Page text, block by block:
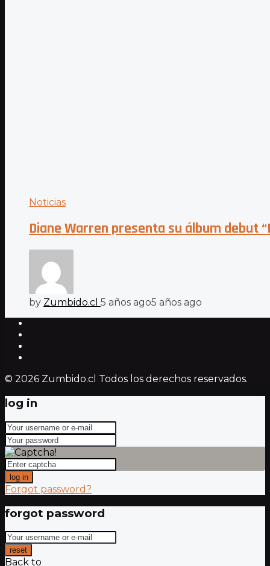
Noticias
Diane Warren presenta su álbum debut
by Zumbido.cl 5 años ago5 años ago
© 2026 Zumbido.cl Todos los derechos reservados.
log in
log in
Forgot password?
forgot password
reset
Back to